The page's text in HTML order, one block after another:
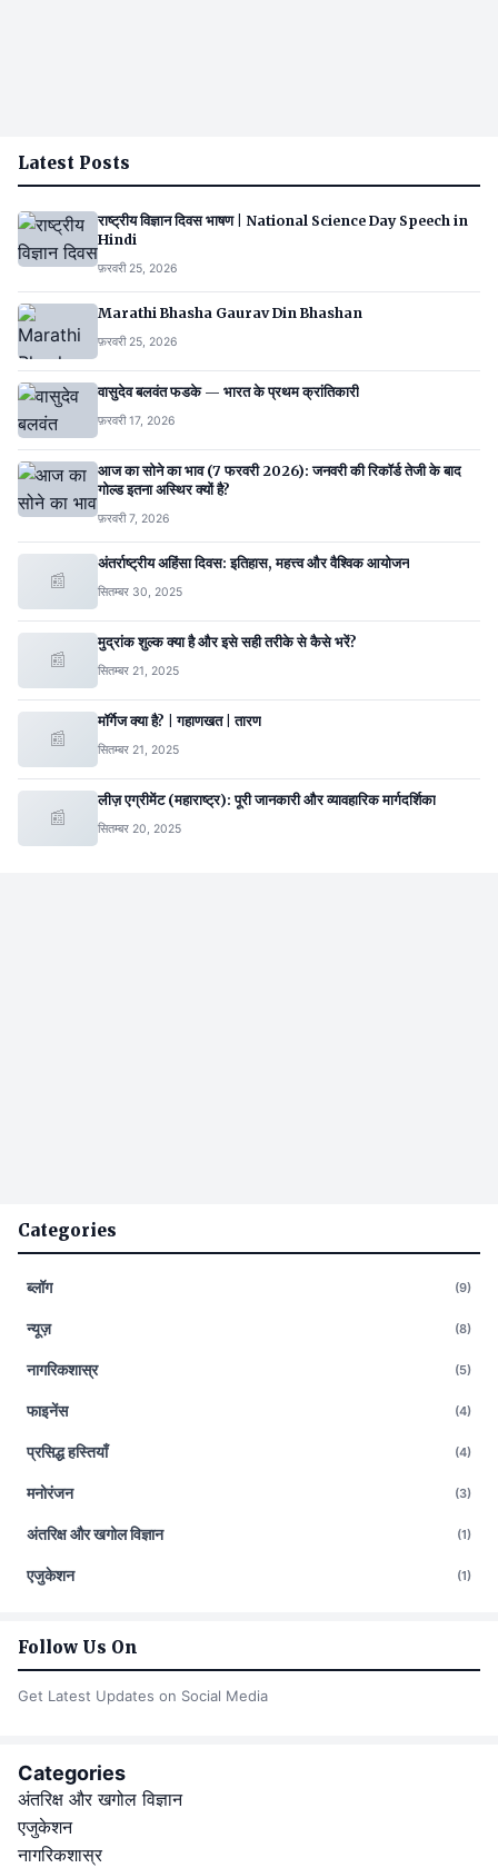
Latest Posts
राष्ट्रीय विज्ञान दिवस भाषण | National Science Day Speech in
Hindi
फ़रवरी 25, 2026
Marathi Bhasha Gaurav Din Bhashan
फ़रवरी 25, 2026
वासुदेव बलवंत फडके — भारत के प्रथम क्रांतिकारी
फ़रवरी 17, 2026
आज का सोने का भाव (7 फरवरी 2026): जनवरी की रिकॉर्ड तेजी के बाद
गोल्ड इतना अस्थिर क्यों है?
फ़रवरी 7, 2026
📰
अंतर्राष्ट्रीय अहिंसा दिवस: इतिहास, महत्त्व और वैश्विक आयोजन
सितम्बर 30, 2025
📰
मुद्रांक शुल्क क्या है और इसे सही तरीके से कैसे भरें?
सितम्बर 21, 2025
📰
मॉर्गेज क्या है? | गहाणखत | तारण
सितम्बर 21, 2025
📰
लीज़ एग्रीमेंट (महाराष्ट्र): पूरी जानकारी और व्यावहारिक मार्गदर्शिका
सितम्बर 20, 2025
Categories
ब्लॉग (9)
न्यूज़ (8)
नागरिकशास्र (5)
फाइनेंस (4)
प्रसिद्ध हस्तियाँ (4)
मनोरंजन (3)
अंतरिक्ष और खगोल विज्ञान (1)
एजुकेशन (1)
Follow Us On
Get Latest Updates on Social Media
Categories
अंतरिक्ष और खगोल विज्ञान
एजुकेशन
नागरिकशास्र